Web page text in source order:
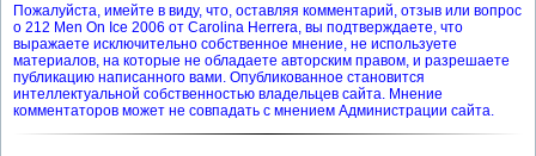
Пожалуйста, имейте в виду, что, оставляя комментарий, отзыв или вопрос
о 212 Men On Ice 2006 от Carolina Herrera, вы подтверждаете, что
выражаете исключительно собственное мнение, не используете
материалов, на которые не обладаете авторским правом, и разрешаете
публикацию написанного вами. Опубликованное становится
интеллектуальной собственностью владельцев сайта. Мнение
комментаторов может не совпадать с мнением Администрации сайта.